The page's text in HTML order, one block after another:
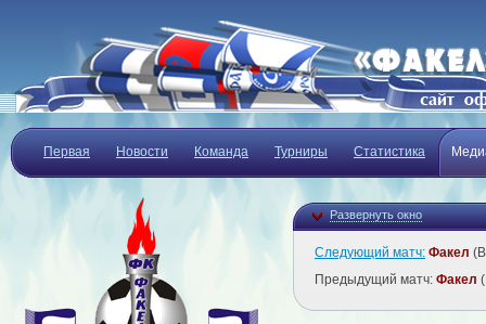
Первая Новости Команда Турниры Статистика
Развернуть окно
Следующий матч: Факел
Предыдущий матч: Факел